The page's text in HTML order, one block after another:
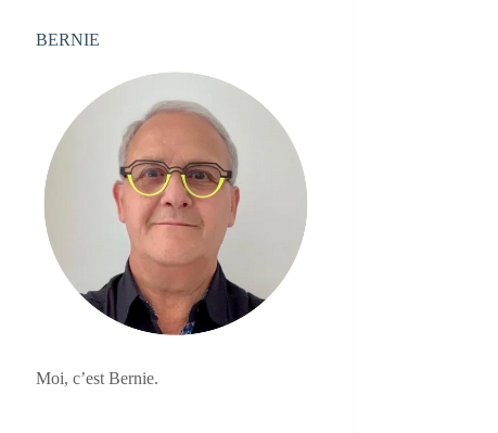
BERNIE
Moi, c’est Bernie.